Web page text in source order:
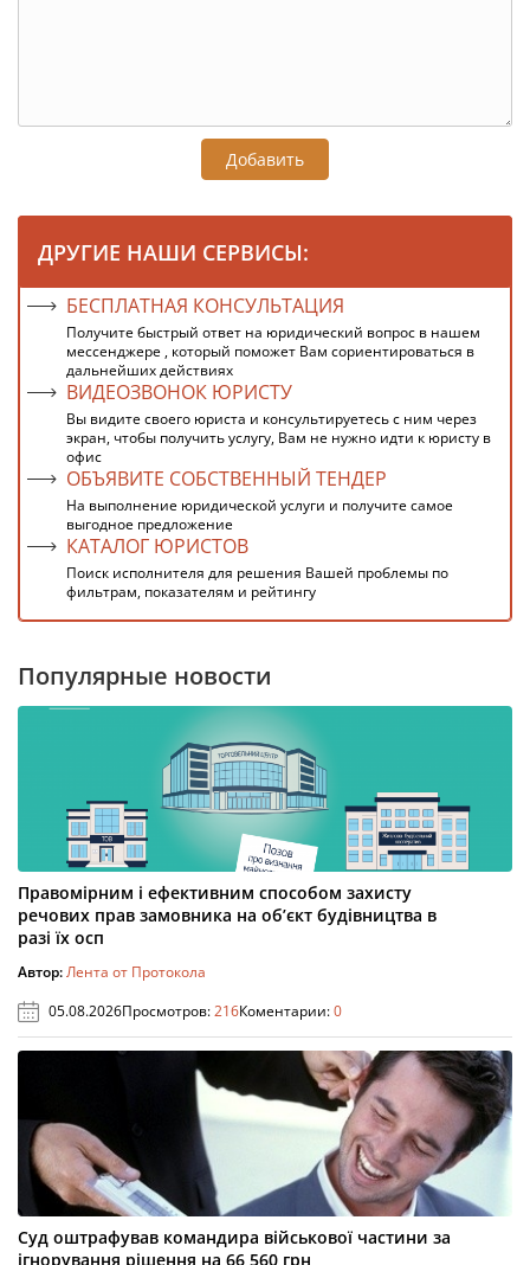
Добавить
ДРУГИЕ НАШИ СЕРВИСЫ:
БЕСПЛАТНАЯ КОНСУЛЬТАЦИЯ
Получите быстрый ответ на юридический вопрос в нашем
мессенджере , который поможет Вам сориентироваться в
дальнейших действиях
ВИДЕОЗВОНОК ЮРИСТУ
Вы видите своего юриста и консультируетесь с ним через
экран, чтобы получить услугу, Вам не нужно идти к юристу в
офис
ОБЪЯВИТЕ СОБСТВЕННЫЙ ТЕНДЕР
На выполнение юридической услуги и получите самое
выгодное предложение
КАТАЛОГ ЮРИСТОВ
Поиск исполнителя для решения Вашей проблемы по
фильтрам, показателям и рейтингу
Популярные новости
Правомірним і ефективним способом захисту
речових прав замовника на об’єкт будівництва в
разі їх осп
Автор:Лента от Протокола
05.08.2026Просмотров:216Коментарии:0
Суд оштрафував командира військової частини за
ігнорування рішення на 66 560 грн